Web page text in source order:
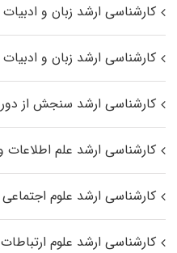
کارشناسی ارشد زبان و ادبیات
کارشناسی ارشد زبان و
کارشناسی ارشد سنجش از
کارشناسی ارشد علم
کارشناسی ارشد علوم اجتماعی
کارشناسی ارشد علوم